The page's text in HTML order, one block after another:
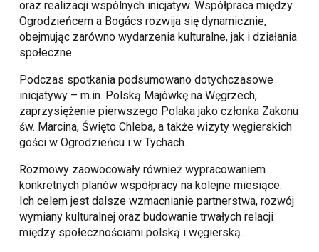
oraz realizacji wspólnych inicjatyw. Współpraca między
Ogrodzieńcem a Bogács rozwija się dynamicznie,
obejmując zarówno wydarzenia kulturalne, jak i działania
społeczne.
Podczas spotkania podsumowano dotychczasowe
inicjatywy – m.in. Polską Majówkę na Węgrzech,
zaprzysiężenie pierwszego Polaka jako członka Zakonu
św. Marcina, Święto Chleba, a także wizyty węgierskich
gości w Ogrodzieńcu i w Tychach.
Rozmowy zaowocowały również wypracowaniem
konkretnych planów współpracy na kolejne miesiące.
Ich celem jest dalsze wzmacnianie partnerstwa, rozwój
wymiany kulturalnej oraz budowanie trwałych relacji
między społecznościami polską i węgierską.